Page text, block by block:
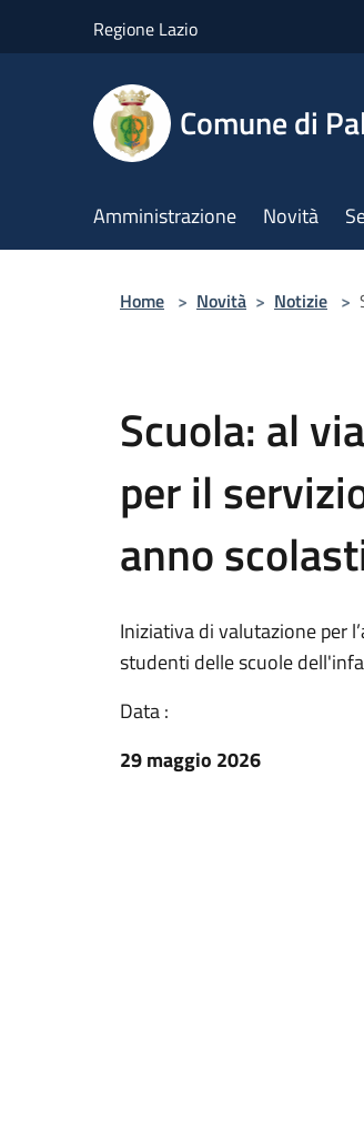
Regione Lazio
Comune di
Amministrazione Novità
Home > Novità > Notizie >
Scuola: al
per il
anno
Iniziativa di valutazione per
studenti delle scuole
Data :
29 maggio 2026